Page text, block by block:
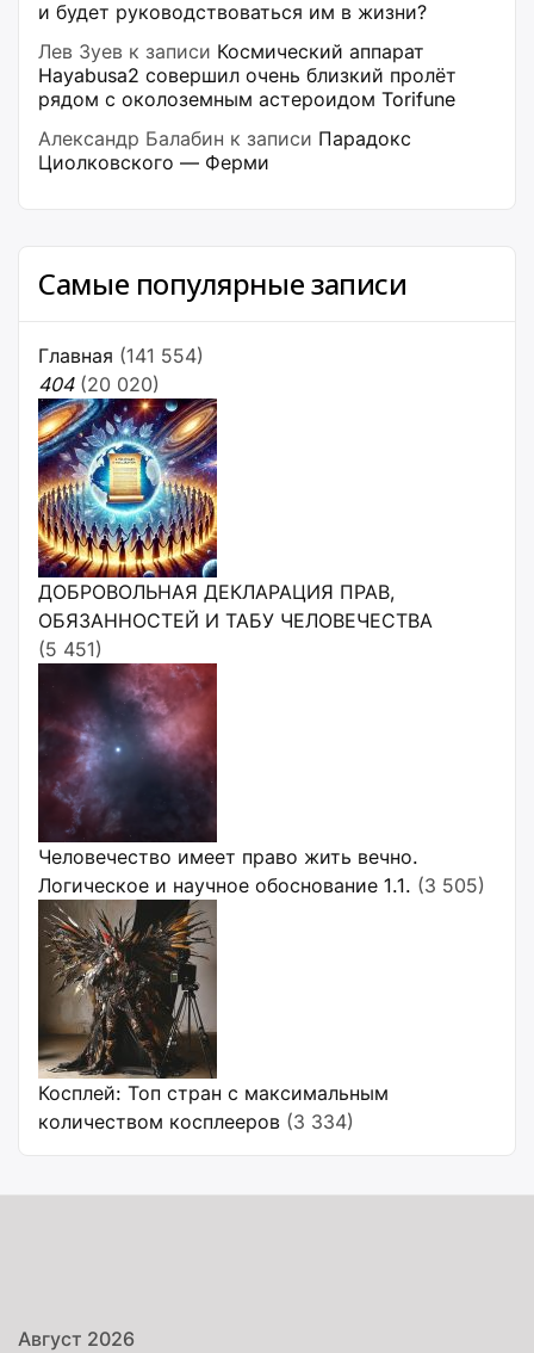
и будет руководствоваться им в жизни?
Лев Зуев к записи Космический аппарат
Hayabusa2 совершил очень близкий пролёт
рядом с околоземным астероидом Torifune
Александр Балабин к записи Парадокс
Циолковского — Ферми
Самые популярные записи
Главная (141 554)
404 (20 020)
ДОБРОВОЛЬНАЯ ДЕКЛАРАЦИЯ ПРАВ,
ОБЯЗАННОСТЕЙ И ТАБУ ЧЕЛОВЕЧЕСТВА
(5 451)
Человечество имеет право жить вечно.
Логическое и научное обоснование 1.1. (3 505)
Косплей: Топ стран с максимальным
количеством косплееров (3 334)
Август 2026